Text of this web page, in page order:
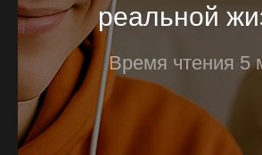
реальной
Время чтения 5